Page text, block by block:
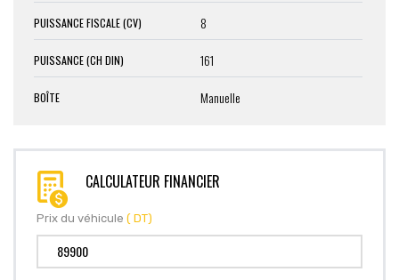
PUISSANCE FISCALE (CV) 8
PUISSANCE (CH DIN) 161
BOÎTE Manuelle
CALCULATEUR FINANCIER
Prix du véhicule ( DT)